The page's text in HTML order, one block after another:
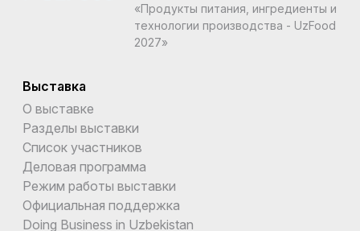
«Продукты питания, ингредиенты и
технологии производства - UzFood
2027»
Выставка
О выставке
Разделы выставки
Список участников
Деловая программа
Режим работы выставки
Официальная поддержка
Doing Business in Uzbekistan